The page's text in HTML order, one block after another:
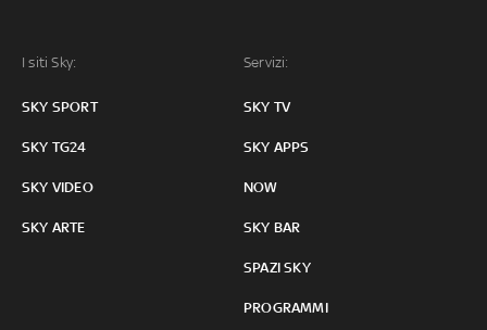
I siti Sky:
SKY SPORT
SKY TG24
SKY VIDEO
SKY ARTE
Servizi:
SKY TV
SKY APPS
NOW
SKY BAR
SPAZI SKY
PROGRAMMI